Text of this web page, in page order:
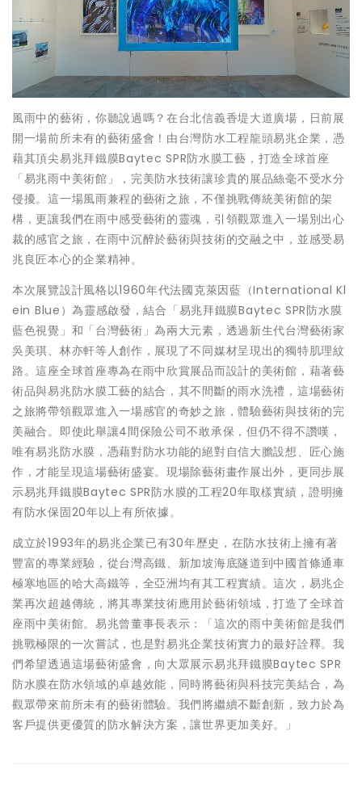
風雨中的藝術，你聽說過嗎？在台北信義香堤大道廣場，日前展
開一場前所未有的藝術盛會！由台灣防水工程龍頭易兆企業，憑
藉其頂尖易兆拜鐵膜Baytec SPR防水膜工藝，打造全球首座
「易兆雨中美術館」，完美防水技術讓珍貴的展品絲毫不受水分
侵擾。這一場風雨兼程的藝術之旅，不僅挑戰傳統美術館的架
構，更讓我們在雨中感受藝術的靈魂，引領觀眾進入一場別出心
裁的感官之旅，在雨中沉醉於藝術與技術的交融之中，並感受易
兆良匠本心的企業精神。
本次展覽設計風格以1960年代法國克萊因藍（International Kl
ein Blue）為靈感啟發，結合「易兆拜鐵膜Baytec SPR防水膜
藍色視覺」和「台灣藝術」為兩大元素，透過新生代台灣藝術家
吳美琪、林亦軒等人創作，展現了不同媒材呈現出的獨特肌理紋
路。這座全球首座專為在雨中欣賞展品而設計的美術館，藉著藝
術品與易兆防水膜工藝的結合，其不間斷的雨水洗禮，這場藝術
之旅將帶領觀眾進入一場感官的奇妙之旅，體驗藝術與技術的完
美融合。即使此舉讓4間保險公司不敢承保，但仍不得不讚嘆，
唯有易兆防水膜，憑藉對防水功能的絕對自信大膽設想、匠心施
作，才能呈現這場藝術盛宴。現場除藝術畫作展出外，更同步展
示易兆拜鐵膜Baytec SPR防水膜的工程20年取樣實績，證明擁
有防水保固20年以上有所依據。
成立於1993年的易兆企業已有30年歷史，在防水技術上擁有著
豐富的專業經驗，從台灣高鐵、新加坡海底隧道到中國首條通車
極寒地區的哈大高鐵等，全亞洲均有其工程實績。這次，易兆企
業再次超越傳統，將其專業技術應用於藝術領域，打造了全球首
座雨中美術館。易兆曾董事長表示：「這次的雨中美術館是我們
挑戰極限的一次嘗試，也是對易兆企業技術實力的最好詮釋。我
們希望透過這場藝術盛會，向大眾展示易兆拜鐵膜Baytec SPR
防水膜在防水領域的卓越效能，同時將藝術與科技完美結合，為
觀眾帶來前所未有的藝術體驗。我們將繼續不斷創新，致力於為
客戶提供更優質的防水解決方案，讓世界更加美好。」